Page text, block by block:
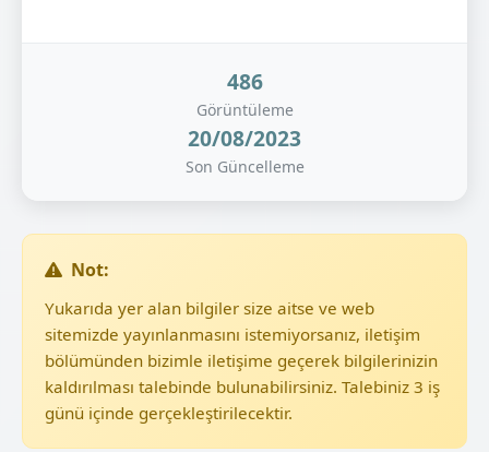
486
Görüntüleme
20/08/2023
Son Güncelleme
Not:
Yukarıda yer alan bilgiler size aitse ve web
sitemizde yayınlanmasını istemiyorsanız, iletişim
bölümünden bizimle iletişime geçerek bilgilerinizin
kaldırılması talebinde bulunabilirsiniz. Talebiniz 3 iş
günü içinde gerçekleştirilecektir.